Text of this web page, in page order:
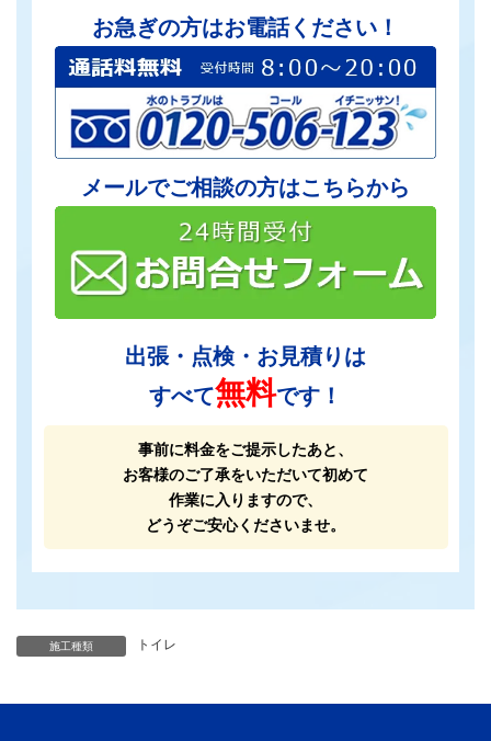
お急ぎの方はお電話ください！
メールでご相談の方はこちらから
出張・点検・お見積りは
すべて無料です！
事前に料金をご提示したあと、
お客様のご了承をいただいて初めて
作業に入りますので、
どうぞご安心くださいませ。
施工種類 トイレ